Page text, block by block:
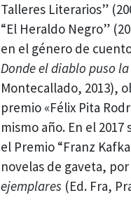
Talleres Literarios”
“El Heraldo Negro”
en el género de
Donde el diablo puso la
Montecallado, 2013),
premio «Félix Pita
mismo año. En el 2017
el Premio “Franz
novelas de gaveta, por
ejemplares (Ed. Fra,